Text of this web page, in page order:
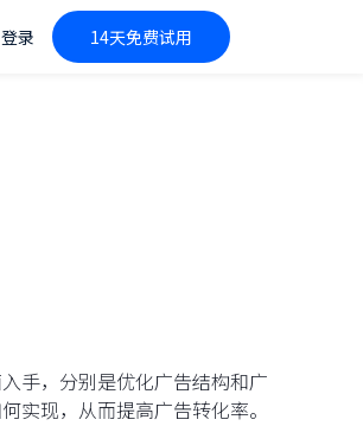
登录 14天免费试用
手，分别是优化广告结构和广
实现，从而提高广告转化率。